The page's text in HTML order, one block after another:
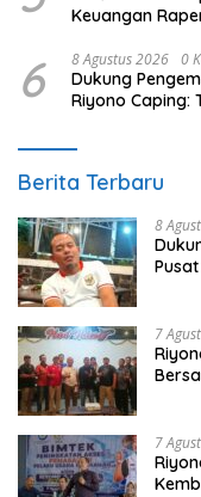
Keuangan
6 8 Agustus 2026 0
Dukung
Riyono Caping:
Berita Terbaru
8
7
7